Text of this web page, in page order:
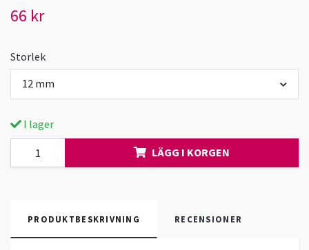
66 kr
Storlek
12 mm
I lager
LÄGG I KORGEN
PRODUKTBESKRIVNING RECENSIONER